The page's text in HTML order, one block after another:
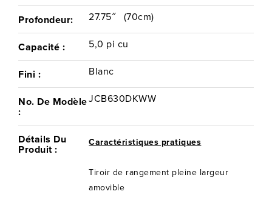
Profondeur: 27.75″(70cm)
Capacité : 5,0 pi cu
Fini : Blanc
No. De Modèle
:
JCB630DKWW
Détails Du
Produit : Caractéristiques pratiques
Tiroir de rangement pleine largeur
amovible